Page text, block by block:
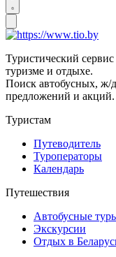
Туристический
туризме и отдыхе.
Поиск автобусных, ж/
предложений и акций.
Туристам
Путеводитель
Туроператоры
Календарь
Путешествия
Автобусные
Экскурсии
Отдых в